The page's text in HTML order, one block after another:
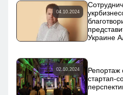
04.10.2024
Украине
02.10.2024
Репортаж
стартап-